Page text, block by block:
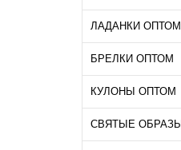
ЛАДАНКИ ОПТОМ
БРЕЛКИ ОПТОМ
КУЛОНЫ ОПТОМ
СВЯТЫЕ ОБРАЗЫ